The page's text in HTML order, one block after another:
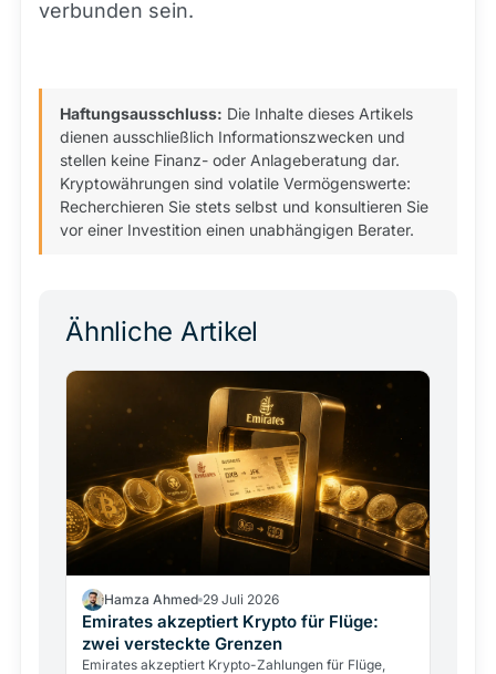
verbunden sein.
Haftungsausschluss: Die Inhalte dieses Artikels
dienen ausschließlich Informationszwecken und
stellen keine Finanz- oder Anlageberatung dar.
Kryptowährungen sind volatile Vermögenswerte:
Recherchieren Sie stets selbst und konsultieren Sie
vor einer Investition einen unabhängigen Berater.
Ähnliche Artikel
Hamza Ahmed 29 Juli 2026
Emirates akzeptiert Krypto für Flüge:
zwei versteckte Grenzen
Emirates akzeptiert Krypto-Zahlungen für Flüge,